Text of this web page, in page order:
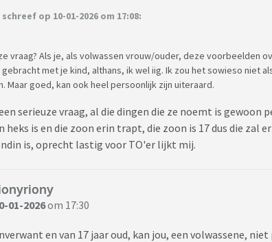
op 10-01-2026 om 17:08:
vraag? Als je, als volwassen vrouw/ouder, deze voorbeelden
met je kind, althans, ik wel iig. Ik zou het sowieso niet
Maar goed, kan ook heel persoonlijk zijn uiteraard.
serieuze vraag, al die dingen die ze noemt is gewoon
heks is en die zoon erin trapt, die zoon is 17 dus die zal
is, oprecht lastig voor TO'er lijkt mij.
01-2026om 17:30
en van 17 jaar oud, kan jou, een volwassene,